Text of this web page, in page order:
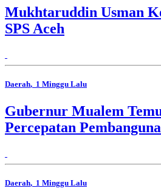
Mukhtaruddin Usman
SPS Aceh
Daerah, 1 Minggu Lalu
Gubernur Mualem
Percepatan
Daerah, 1 Minggu Lalu